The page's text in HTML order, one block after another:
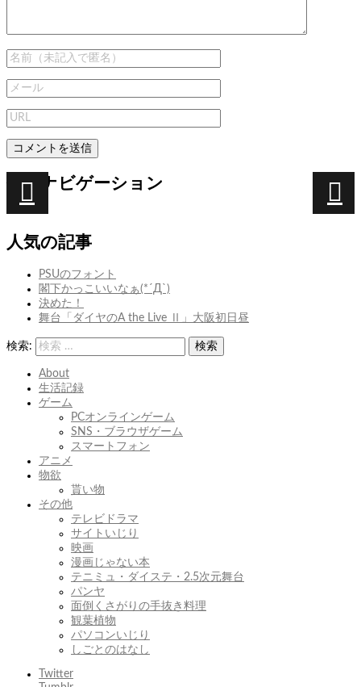
投稿ナビゲーション
投稿:PiTaPa
と
ICOCA
と
か
人気の記事
PSUのフォント
閣下かっこいいなぁ(*´Д`)
決めた！
舞台「ダイヤのA the Live Ⅱ」大阪初日昼
検索: 検索
About
生活記録
ゲーム
PCオンラインゲーム
SNS・ブラウザゲーム
スマートフォン
アニメ
物欲
貰い物
その他
テレビドラマ
サイトいじり
映画
漫画じゃない本
テニミュ・ダイステ・2.5次元舞台
パンヤ
面倒くさがりの手抜き料理
観葉植物
パソコンいじり
しごとのはなし
Twitter